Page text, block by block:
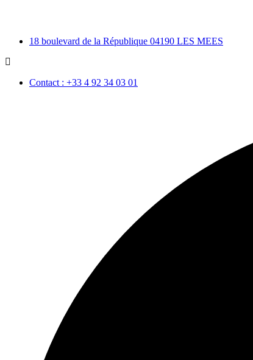
18 boulevard de la République 04190 LES MEES
Contact : +33 4 92 34 03 01